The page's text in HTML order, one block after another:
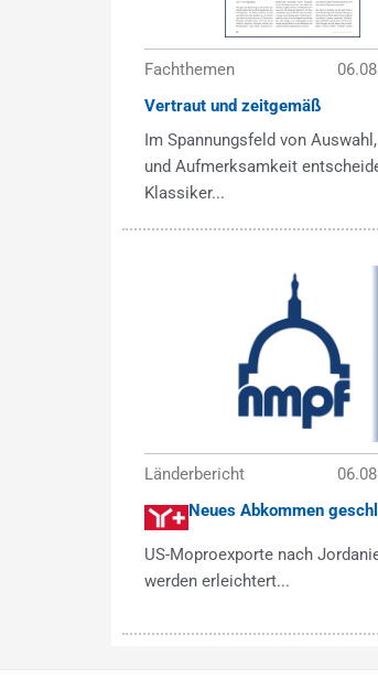
Fachthemen
Vertraut und zeitgemäß
Im Spannungsfeld von
und Aufmerksamkeit
Klassiker...
Länderbericht
Neues Abkommen
US-Moproexporte nach
werden erleichtert...